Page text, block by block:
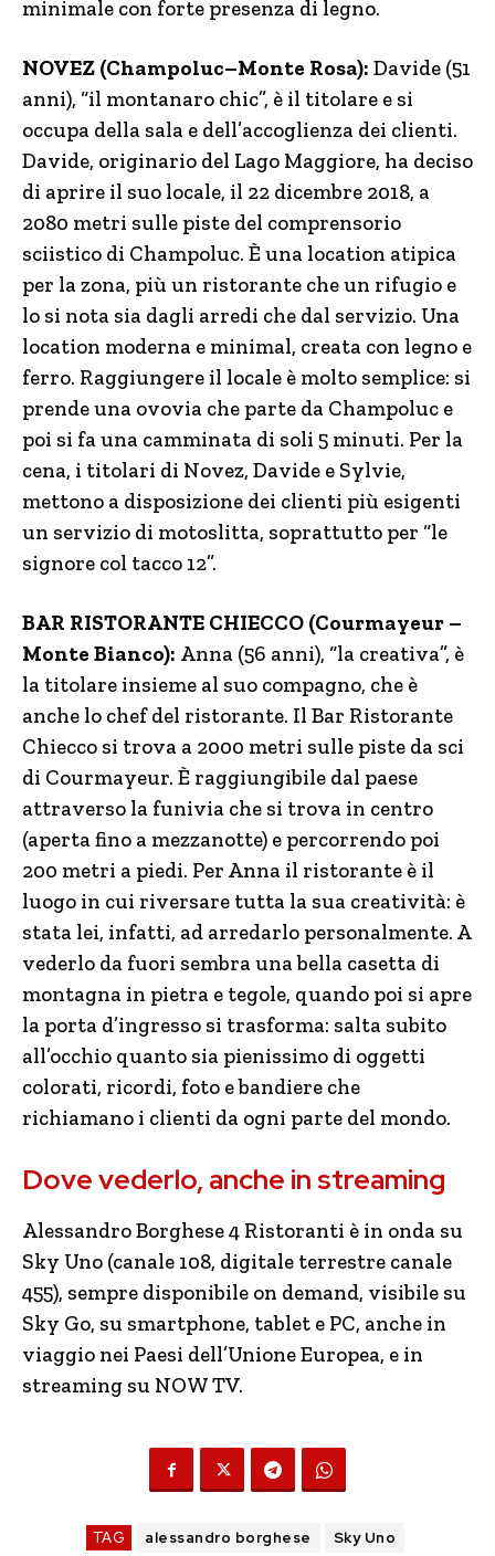
minimale con forte presenza di legno.
NOVEZ (Champoluc–Monte Rosa): Davide (51
anni), “il montanaro chic”, è il titolare e si
occupa della sala e dell’accoglienza dei clienti.
Davide, originario del Lago Maggiore, ha deciso
di aprire il suo locale, il 22 dicembre 2018, a
2080 metri sulle piste del comprensorio
sciistico di Champoluc. È una location atipica
per la zona, più un ristorante che un rifugio e
lo si nota sia dagli arredi che dal servizio. Una
location moderna e minimal, creata con legno e
ferro. Raggiungere il locale è molto semplice: si
prende una ovovia che parte da Champoluc e
poi si fa una camminata di soli 5 minuti. Per la
cena, i titolari di Novez, Davide e Sylvie,
mettono a disposizione dei clienti più esigenti
un servizio di motoslitta, soprattutto per “le
signore col tacco 12”.
BAR RISTORANTE CHIECCO (Courmayeur –
Monte Bianco): Anna (56 anni), “la creativa”, è
la titolare insieme al suo compagno, che è
anche lo chef del ristorante. Il Bar Ristorante
Chiecco si trova a 2000 metri sulle piste da sci
di Courmayeur. È raggiungibile dal paese
attraverso la funivia che si trova in centro
(aperta fino a mezzanotte) e percorrendo poi
200 metri a piedi. Per Anna il ristorante è il
luogo in cui riversare tutta la sua creatività: è
stata lei, infatti, ad arredarlo personalmente. A
vederlo da fuori sembra una bella casetta di
montagna in pietra e tegole, quando poi si apre
la porta d’ingresso si trasforma: salta subito
all’occhio quanto sia pienissimo di oggetti
colorati, ricordi, foto e bandiere che
richiamano i clienti da ogni parte del mondo.
Dove vederlo, anche in streaming
Alessandro Borghese 4 Ristoranti è in onda su
Sky Uno (canale 108, digitale terrestre canale
455), sempre disponibile on demand, visibile su
Sky Go, su smartphone, tablet e PC, anche in
viaggio nei Paesi dell’Unione Europea, e in
streaming su NOW TV.
TAG alessandro borghese Sky Uno